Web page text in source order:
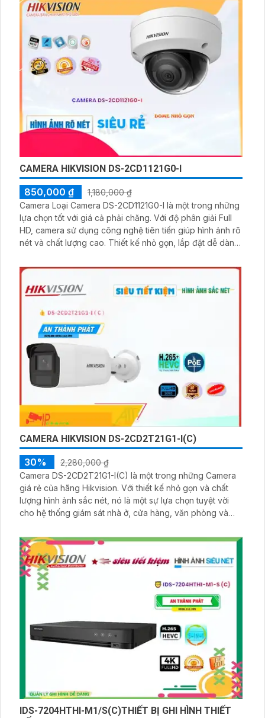
CAMERA HIKVISION DS-2CD1121G0-I
850,000 ₫
1,180,000 ₫
Camera Loại Camera DS-2CD1121G0-I là một trong những
lựa chọn tốt với giá cả phải chăng. Với độ phân giải Full
HD, camera sử dụng công nghệ tiên tiến giúp hình ảnh rõ
nét và chất lượng cao. Thiết kế nhỏ gọn, lắp đặt dễ dàng
cấp khả năng quan sát ban đêm tốt với đèn hồng ngoại
CAMERA HIKVISION DS-2CD2T21G1-I(C)
30%
2,280,000 ₫
Camera DS-2CD2T21G1-I(C) là một trong những Camera
giá rẻ của hãng Hikvision. Với thiết kế nhỏ gọn và chất
lượng hình ảnh sắc nét, nó là một sự lựa chọn tuyệt vời
cho hệ thống giám sát nhà ở, cửa hàng, văn phòng và
ban đêm, đàm thoại 2 chiều, và hỗ trợ đám mây để bạn
dễ dàng xem lại hình ảnh từ xa
IDS-7204HTHI-M1/S(C)THIẾT BỊ GHI HÌNH THIẾT